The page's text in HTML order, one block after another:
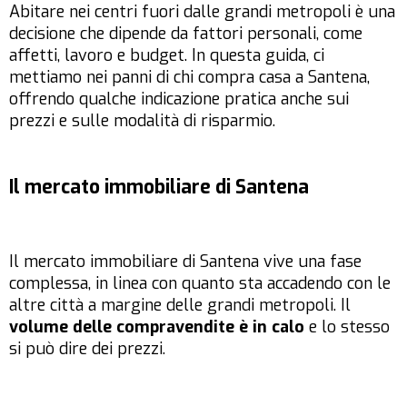
Abitare nei centri fuori dalle grandi metropoli è una
decisione che dipende da fattori personali, come
affetti, lavoro e budget. In questa guida, ci
mettiamo nei panni di chi compra casa a Santena,
offrendo qualche indicazione pratica anche sui
prezzi e sulle modalità di risparmio.
Il mercato immobiliare di Santena
Il mercato immobiliare di Santena vive una fase
complessa, in linea con quanto sta accadendo con le
altre città a margine delle grandi metropoli. Il
volume delle compravendite è in calo e lo stesso
si può dire dei prezzi.